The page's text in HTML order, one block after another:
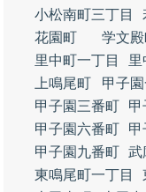
小松南町三丁目
花園町
学文殿
里中町一丁目
里
上鳴尾町
甲子
甲子園三番町
甲
甲子園六番町
甲
甲子園九番町 武
東鳴尾町一丁目